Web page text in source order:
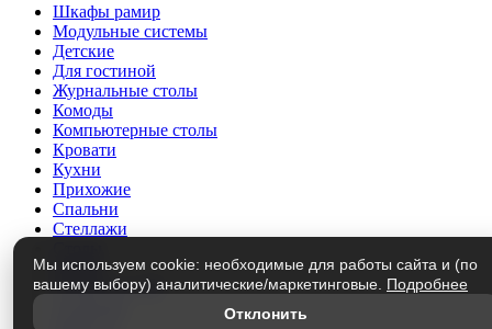
Шкафы рамир
Модульные системы
Детские
Для гостиной
Журнальные столы
Комоды
Компьютерные столы
Кровати
Кухни
Прихожие
Спальни
Стеллажи
Трюмо
Тумбы под ТВ
Мы используем cookie: необходимые для работы сайта и (по
вашему выбору) аналитические/маркетинговые. Подробнее
Отклонить